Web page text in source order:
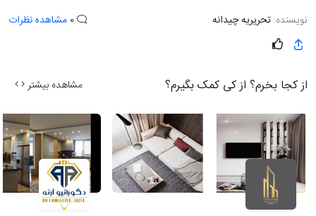
نویسنده: تحریریه چیدانه مشاهده نظرات
از کجا بخرم؟ از کی کمک بگیرم؟ مشاهده بیشتر